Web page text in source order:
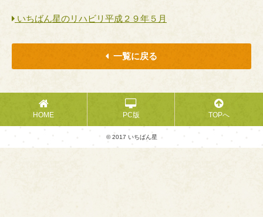
いちばん星のリハビリ平成２９年５月
一覧に戻る
HOME PC版 TOPへ
© 2017 いちばん星